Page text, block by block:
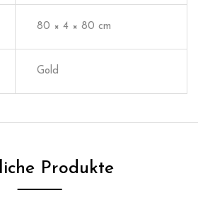
80 × 4 × 80 cm
Gold
Produkte